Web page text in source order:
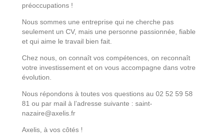
préoccupations !
Nous sommes une entreprise qui ne cherche pas
seulement un CV, mais une personne passionnée, fiable
et qui aime le travail bien fait.
Chez nous, on connaît vos compétences, on reconnaît
votre investissement et on vous accompagne dans votre
évolution.
Nous répondons à toutes vos questions au 02 52 59 58
81 ou par mail à l’adresse suivante : saint-
nazaire@axelis.fr
Axelis, à vos côtés !